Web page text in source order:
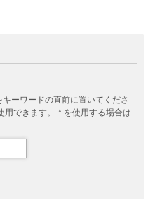
キーワードの直前に置いてくださ
用できます。-* を使用する場合は